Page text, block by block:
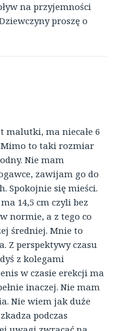
na przyjemności
proszę o
malutki, ma niecałe 6
Mimo to taki rozmiar
Nie mam
zawijam go do
Spokojnie się mieści.
14,5 cm czyli bez
normie, a z tego co
średniej. Mnie to
Z perspektywy czasu
z kolegami
w czasie erekcji ma
inaczej. Nie mam
Nie wiem jak duże
podczas